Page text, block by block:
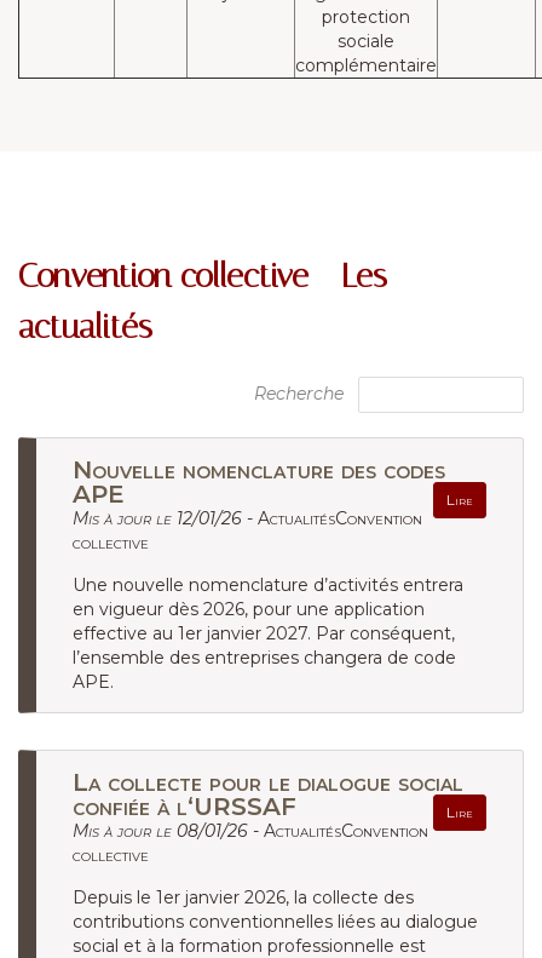
protection
sociale
complémentaire
Convention collective - Les
actualités
Recherche
Nouvelle nomenclature des codes
APE
Lire
Mis à jour le 12/01/26 - ActualitésConvention
collective
Une nouvelle nomenclature d’activités entrera
en vigueur dès 2026, pour une application
effective au 1er janvier 2027. Par conséquent,
l’ensemble des entreprises changera de code
APE.
La collecte pour le dialogue social
confiée à l‘URSSAF
Lire
Mis à jour le 08/01/26 - ActualitésConvention
collective
Depuis le 1er janvier 2026, la collecte des
contributions conventionnelles liées au dialogue
social et à la formation professionnelle est